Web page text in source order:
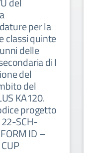
per la
classi quinte
delle
di I
del
del
KA120.
progetto
SCH-
ID –